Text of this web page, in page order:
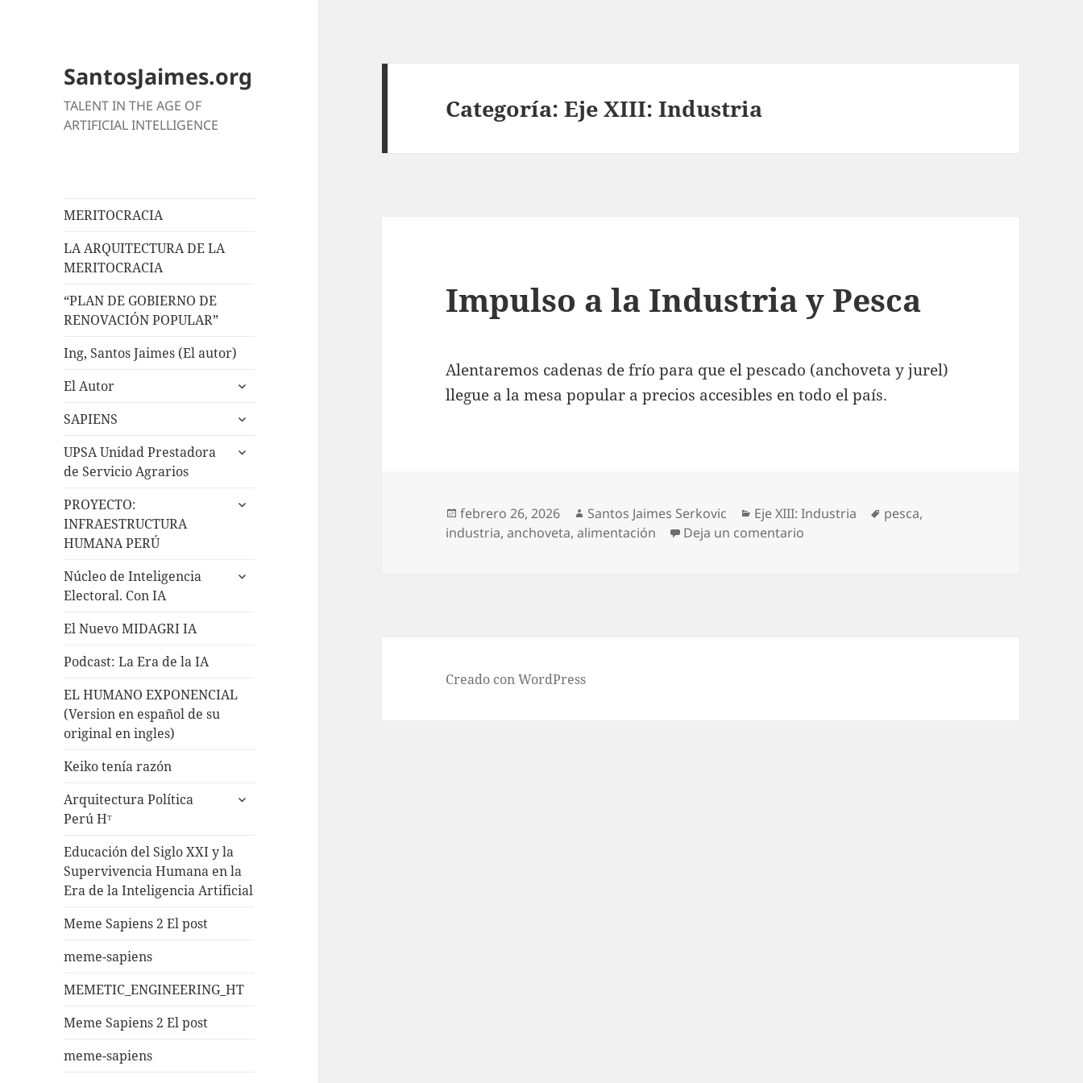
SantosJaimes.org
TALENT IN THE AGE OF
ARTIFICIAL INTELLIGENCE
MERITOCRACIA
LA ARQUITECTURA DE LA
MERITOCRACIA
“PLAN DE GOBIERNO DE
RENOVACIÓN POPULAR”
Ing, Santos Jaimes (El autor)
El Autor
SAPIENS
UPSA Unidad Prestadora
de Servicio Agrarios
PROYECTO:
INFRAESTRUCTURA
HUMANA PERÚ
Núcleo de Inteligencia
Electoral. Con IA
El Nuevo MIDAGRI IA
Podcast: La Era de la IA
EL HUMANO EXPONENCIAL
(Version en español de su
original en ingles)
Keiko tenía razón
Arquitectura Política
Perú Hᵀ
Educación del Siglo XXI y la
Supervivencia Humana en la
Era de la Inteligencia Artificial
Meme Sapiens 2 El post
meme-sapiens
MEMETIC_ENGINEERING_HT
Meme Sapiens 2 El post
meme-sapiens
Categoría:Eje XIII: Industria
Impulso a la Industria y Pesca
Alentaremos cadenas de frío para que el pescado (anchoveta y jurel)
llegue a la mesa popular a precios accesibles en todo el país.
febrero 26, 2026 Santos Jaimes Serkovic Eje XIII: Industria
pesca,
industria, anchoveta, alimentación
Deja un comentario
Creado con WordPress